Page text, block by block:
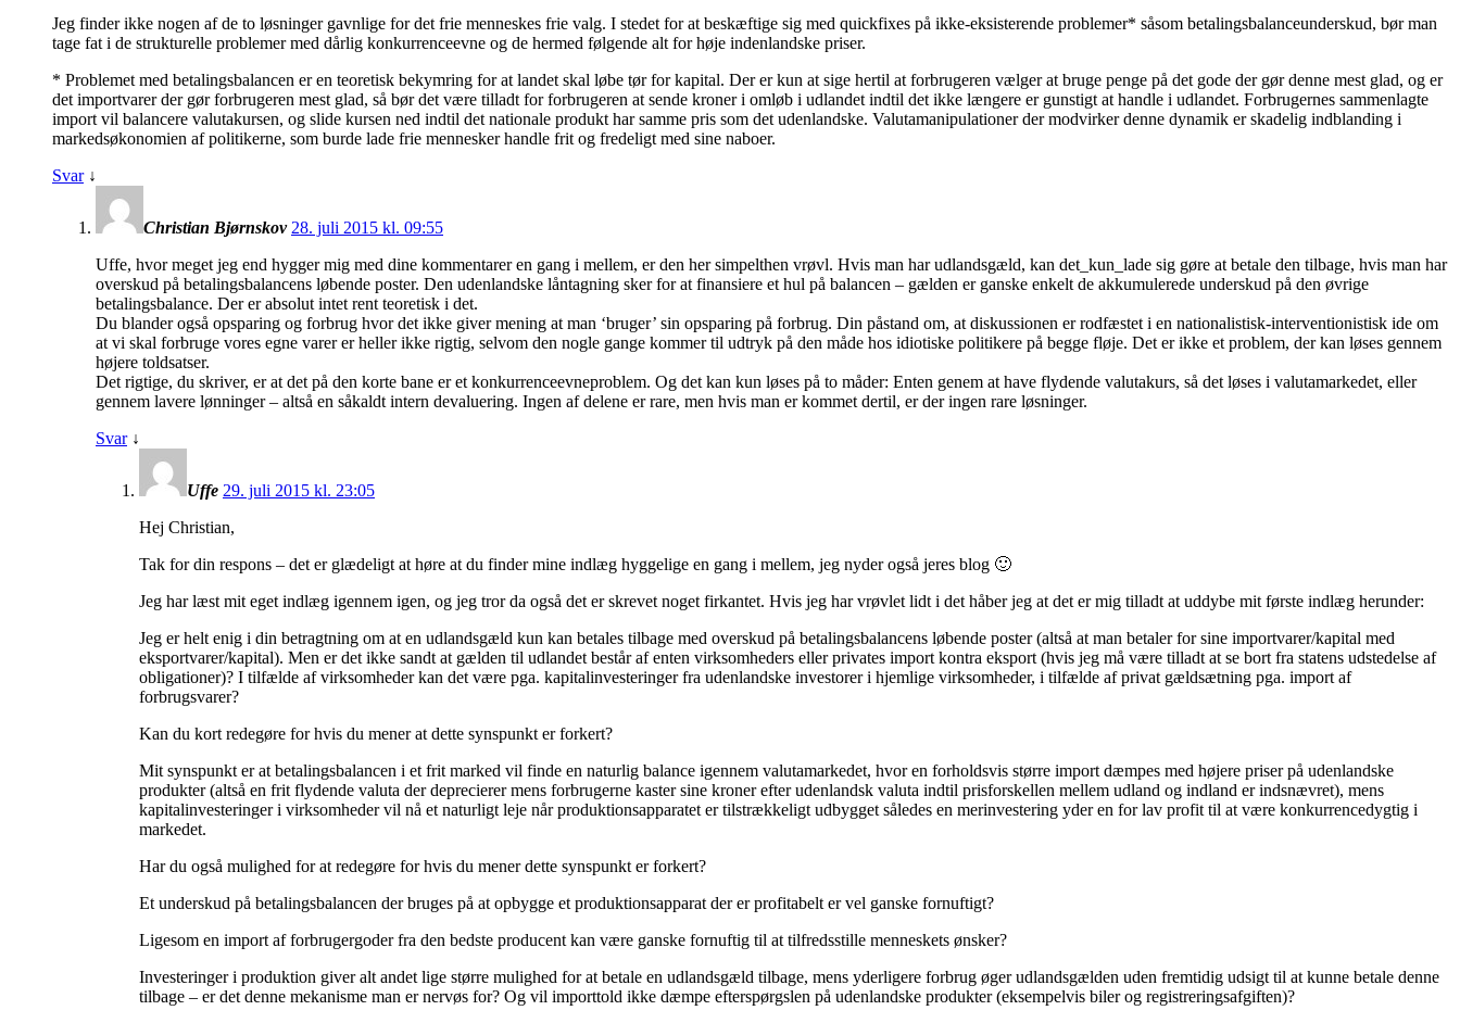
Jeg finder ikke nogen af de to løsninger gavnlige for det frie menneskes frie valg. I stedet for at beskæftige sig med quickfixes på ikke-eksisterende problemer* såsom betalingsbalanceunderskud, bør man
tage fat i de strukturelle problemer med dårlig konkurrenceevne og de hermed følgende alt for høje indenlandske priser.
* Problemet med betalingsbalancen er en teoretisk bekymring for at landet skal løbe tør for kapital. Der er kun at sige hertil at forbrugeren vælger at bruge penge på det gode der gør denne mest glad, og er
det importvarer der gør forbrugeren mest glad, så bør det være tilladt for forbrugeren at sende kroner i omløb i udlandet indtil det ikke længere er gunstigt at handle i udlandet. Forbrugernes sammenlagte
import vil balancere valutakursen, og slide kursen ned indtil det nationale produkt har samme pris som det udenlandske. Valutamanipulationer der modvirker denne dynamik er skadelig indblanding i
markedsøkonomien af politikerne, som burde lade frie mennesker handle frit og fredeligt med sine naboer.
Svar ↓
Christian Bjørnskov 28. juli 2015 kl. 09:55
Uffe, hvor meget jeg end hygger mig med dine kommentarer en gang i mellem, er den her simpelthen vrøvl. Hvis man har udlandsgæld, kan det_kun_lade sig gøre at betale den tilbage, hvis man har
overskud på betalingsbalancens løbende poster. Den udenlandske låntagning sker for at finansiere et hul på balancen – gælden er ganske enkelt de akkumulerede underskud på den øvrige
betalingsbalance. Der er absolut intet rent teoretisk i det.
Du blander også opsparing og forbrug hvor det ikke giver mening at man ‘bruger’ sin opsparing på forbrug. Din påstand om, at diskussionen er rodfæstet i en nationalistisk-interventionistisk ide om
at vi skal forbruge vores egne varer er heller ikke rigtig, selvom den nogle gange kommer til udtryk på den måde hos idiotiske politikere på begge fløje. Det er ikke et problem, der kan løses gennem
højere toldsatser.
Det rigtige, du skriver, er at det på den korte bane er et konkurrenceevneproblem. Og det kan kun løses på to måder: Enten genem at have flydende valutakurs, så det løses i valutamarkedet, eller
gennem lavere lønninger – altså en såkaldt intern devaluering. Ingen af delene er rare, men hvis man er kommet dertil, er der ingen rare løsninger.
Svar ↓
Uffe 29. juli 2015 kl. 23:05
Hej Christian,
Tak for din respons – det er glædeligt at høre at du finder mine indlæg hyggelige en gang i mellem, jeg nyder også jeres blog 🙂
Jeg har læst mit eget indlæg igennem igen, og jeg tror da også det er skrevet noget firkantet. Hvis jeg har vrøvlet lidt i det håber jeg at det er mig tilladt at uddybe mit første indlæg herunder:
Jeg er helt enig i din betragtning om at en udlandsgæld kun kan betales tilbage med overskud på betalingsbalancens løbende poster (altså at man betaler for sine importvarer/kapital med
eksportvarer/kapital). Men er det ikke sandt at gælden til udlandet består af enten virksomheders eller privates import kontra eksport (hvis jeg må være tilladt at se bort fra statens udstedelse af
obligationer)? I tilfælde af virksomheder kan det være pga. kapitalinvesteringer fra udenlandske investorer i hjemlige virksomheder, i tilfælde af privat gældsætning pga. import af
forbrugsvarer?
Kan du kort redegøre for hvis du mener at dette synspunkt er forkert?
Mit synspunkt er at betalingsbalancen i et frit marked vil finde en naturlig balance igennem valutamarkedet, hvor en forholdsvis større import dæmpes med højere priser på udenlandske
produkter (altså en frit flydende valuta der deprecierer mens forbrugerne kaster sine kroner efter udenlandsk valuta indtil prisforskellen mellem udland og indland er indsnævret), mens
kapitalinvesteringer i virksomheder vil nå et naturligt leje når produktionsapparatet er tilstrækkeligt udbygget således en merinvestering yder en for lav profit til at være konkurrencedygtig i
markedet.
Har du også mulighed for at redegøre for hvis du mener dette synspunkt er forkert?
Et underskud på betalingsbalancen der bruges på at opbygge et produktionsapparat der er profitabelt er vel ganske fornuftigt?
Ligesom en import af forbrugergoder fra den bedste producent kan være ganske fornuftig til at tilfredsstille menneskets ønsker?
Investeringer i produktion giver alt andet lige større mulighed for at betale en udlandsgæld tilbage, mens yderligere forbrug øger udlandsgælden uden fremtidig udsigt til at kunne betale denne
tilbage – er det denne mekanisme man er nervøs for? Og vil importtold ikke dæmpe efterspørgslen på udenlandske produkter (eksempelvis biler og registreringsafgiften)?